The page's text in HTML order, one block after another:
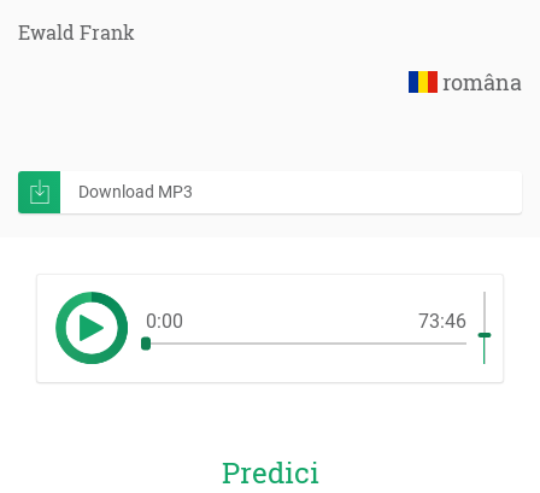
Ewald Frank
româna
Download MP3
0:00 73:46
Predici